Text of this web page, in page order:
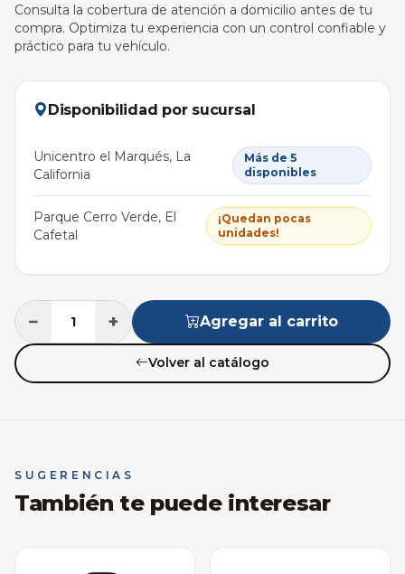
Consulta la cobertura de atención a domicilio antes de tu
compra. Optimiza tu experiencia con un control confiable y
práctico para tu vehículo.
Disponibilidad por sucursal
Unicentro el Marqués, La
California
Más de 5
disponibles
Parque Cerro Verde, El
Cafetal
¡Quedan pocas
unidades!
− + Agregar al carrito
Volver al catálogo
SUGERENCIAS
También te puede interesar